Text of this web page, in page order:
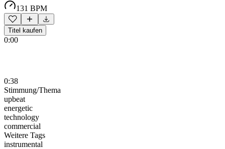
131 BPM
Titel kaufen
0:00
0:38
Stimmung/Thema
upbeat
energetic
technology
commercial
Weitere Tags
instrumental